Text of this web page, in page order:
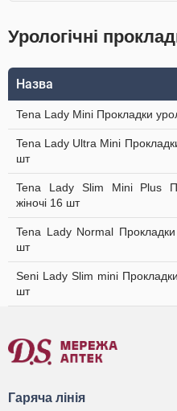
Урологічні
Назва
Tena Lady Mini Прокладки
Tena Lady Ultra Mini Прокладки
шт
Tena Lady Slim Mini Plus
жіночі 16 шт
Tena Lady Normal Прокладки
шт
Seni Lady Slim mini Прокладки
шт
Гаряча лінія